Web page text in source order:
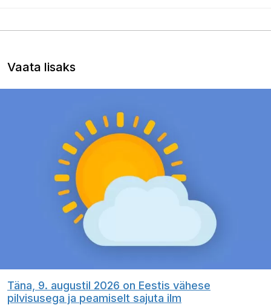
Vaata lisaks
Täna, 9. augustil 2026 on Eestis vähese
pilvisusega ja peamiselt sajuta ilm